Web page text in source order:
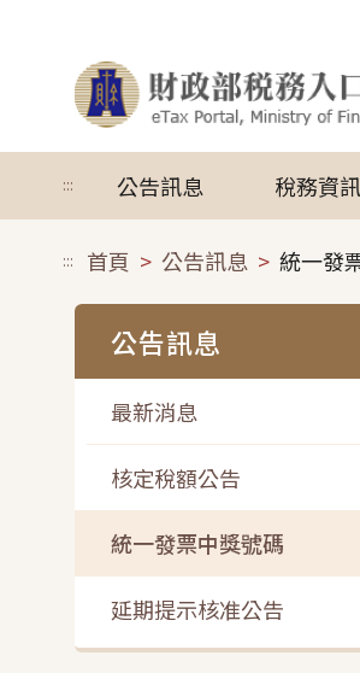
::: 公告訊息 稅務資訊
::: 首頁 公告訊息 統一發
公告訊息
最新消息
核定稅額公告
統一發票中獎號碼
延期提示核准公告